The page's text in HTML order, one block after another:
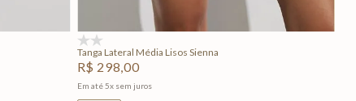
Adicionar na sacola
Tanga Lateral Média Lisos Sienna
R$ 298,00
Em até 5x sem juros